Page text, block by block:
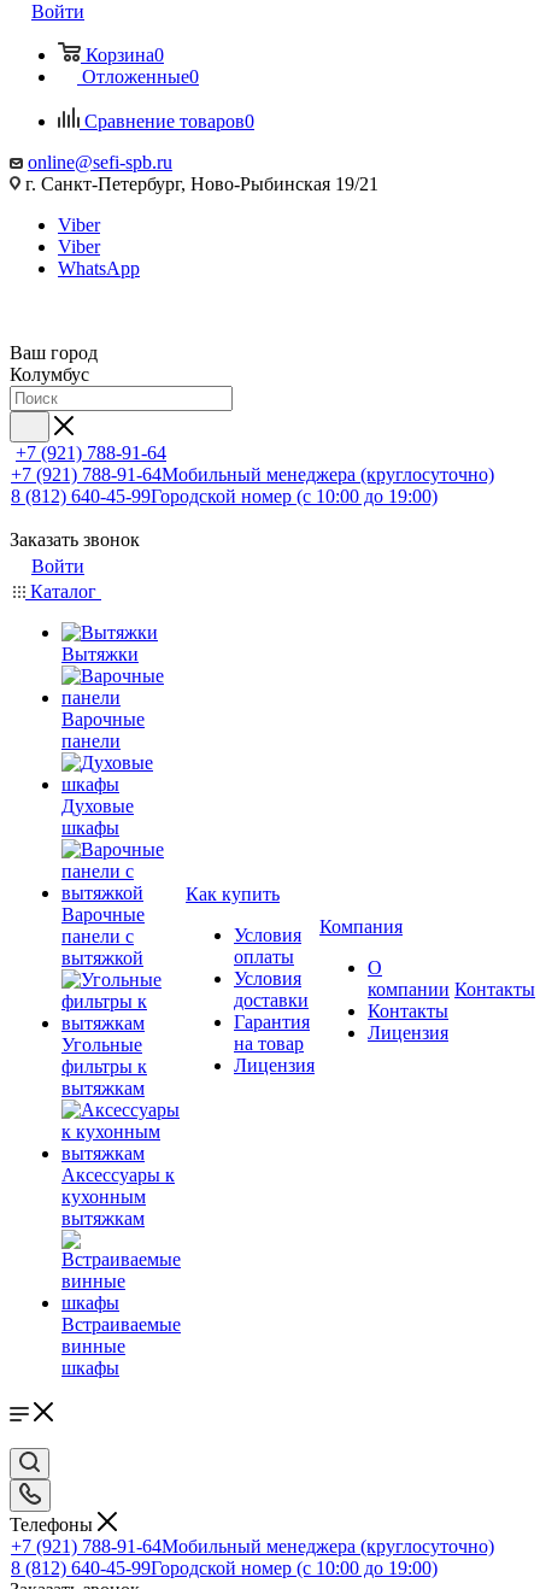
Войти
Корзина0
Отложенные0
Сравнение товаров0
online@sefi-spb.ru
г. Санкт-Петербург, Ново-Рыбинская 19/21
Viber
Viber
WhatsApp
Ваш город
Колумбус
+7 (921) 788-91-64
+7 (921) 788-91-64Мобильный менеджера (круглосуточно)
8 (812) 640-45-99Городской номер (с 10:00 до 19:00)
Заказать звонок
Войти
Каталог
Вытяжки
Варочные
панели
Духовые
шкафы
Варочные
панели с
вытяжкой
Угольные
фильтры к
вытяжкам
Аксессуары к
кухонным
вытяжкам
Встраиваемые
винные
шкафы
Как купить
Условия
оплаты
Условия
доставки
Гарантия
на товар
Лицензия
Компания
О
компании
Контакты
Лицензия
Контакты
Телефоны
+7 (921) 788-91-64Мобильный менеджера (круглосуточно)
8 (812) 640-45-99Городской номер (с 10:00 до 19:00)